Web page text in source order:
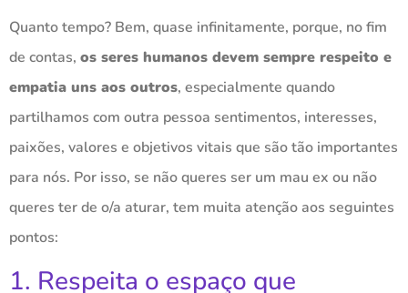
Quanto tempo? Bem, quase infinitamente, porque, no fim
de contas, os seres humanos devem sempre respeito e
empatia uns aos outros, especialmente quando
partilhamos com outra pessoa sentimentos, interesses,
paixões, valores e objetivos vitais que são tão importantes
para nós. Por isso, se não queres ser um mau ex ou não
queres ter de o/a aturar, tem muita atenção aos seguintes
pontos:
1. Respeita o espaço que